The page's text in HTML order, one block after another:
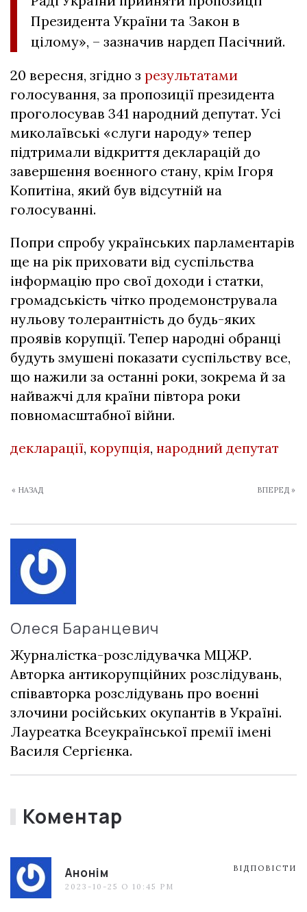
Президента України та Закон в
цілому», – зазначив нардеп Пасічний.
20 вересня, згідно з результатами
голосування, за пропозиції президента
проголосував 341 народний депутат. Усі
миколаївські «слуги народу» тепер
підтримали відкриття декларацій до
завершення воєнного стану, крім Ігоря
Копитіна, який був відсутній на
голосуванні.
Попри спробу українських парламентарів
ще на рік приховати від суспільства
інформацію про свої доходи і статки,
громадськість чітко продемонструвала
нульову толерантність до будь-яких
проявів корупції. Тепер народні обранці
будуть змушені показати суспільству все,
що нажили за останні роки, зокрема й за
найважчі для країни півтора роки
повномасштабної війни.
декларації, корупція, народний депутат
« НАЗАД ВПЕРЕД »
Олеся Баранцевич
Журналістка-розслідувачка МЦЖР.
Авторка антикорупційних розслідувань,
співавторка розслідувань про воєнні
злочини російських окупантів в Україні.
Лауреатка Всеукраїнської премії імені
Василя Сергієнка.
Коментар
Анонім
2023-10-25 О 10:45 PM
ВІДПОВІСТИ